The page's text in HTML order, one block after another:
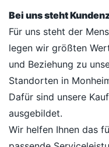
Bei uns steht
Für uns steht der
legen wir größten
und Beziehung zu
Standorten in
Dafür sind unsere
ausgebildet.
Wir helfen Ihnen das